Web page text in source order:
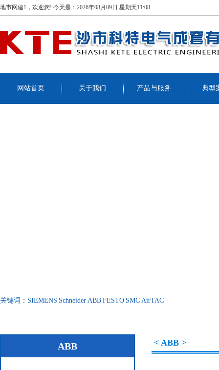
地市网建1，欢迎您! 今天是： 2026年08月09日 星期天11:08
网站首页 关于我们 产品与服务 典型
关键词： SIEMENS Schneider ABB FESTO SMC AirTAC
ABB < ABB >